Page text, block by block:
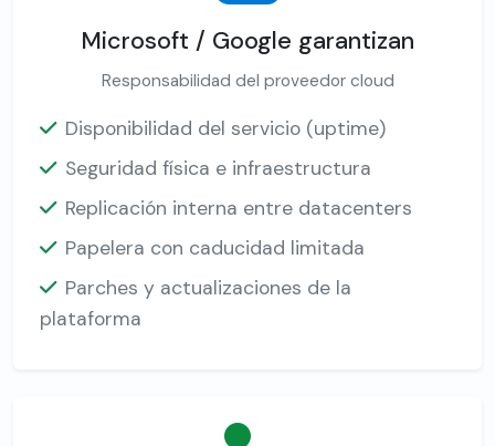
Microsoft / Google garantizan
Responsabilidad del proveedor cloud
Disponibilidad del servicio (uptime)
Seguridad física e infraestructura
Replicación interna entre datacenters
Papelera con caducidad limitada
Parches y actualizaciones de la
plataforma